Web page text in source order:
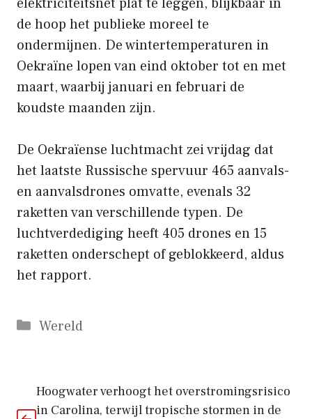
de hoop het publieke moreel te
ondermijnen. De wintertemperaturen in
Oekraïne lopen van eind oktober tot en met
maart, waarbij januari en februari de
koudste maanden zijn.
De Oekraïense luchtmacht zei vrijdag dat
het laatste Russische spervuur ​​465 aanvals-
en aanvalsdrones omvatte, evenals 32
raketten van verschillende typen. De
luchtverdediging heeft 405 drones en 15
raketten onderschept of geblokkeerd, aldus
het rapport.
Categorieën
Wereld
Hoogwater verhoogt het overstromingsrisico
in Carolina, terwijl tropische stormen in de